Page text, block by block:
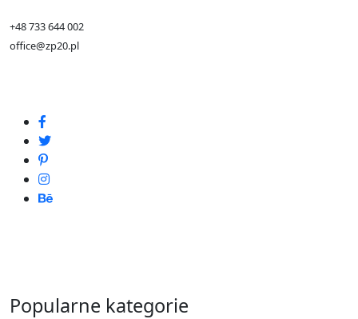
+48 733 644 002
office@zp20.pl
Popularne kategorie